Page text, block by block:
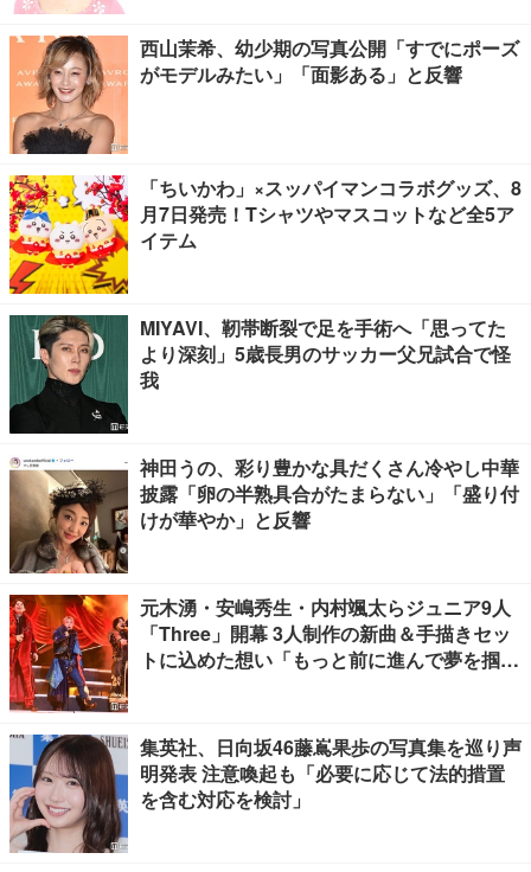
西山茉希、幼少期の写真公開「すでにポーズ
がモデルみたい」「面影ある」と反響
「ちいかわ」×スッパイマンコラボグッズ、8
月7日発売！Tシャツやマスコットなど全5ア
イテム
MIYAVI、靭帯断裂で足を手術へ「思ってた
より深刻」5歳長男のサッカー父兄試合で怪
我
神田うの、彩り豊かな具だくさん冷やし中華
披露「卵の半熟具合がたまらない」「盛り付
けが華やか」と反響
元木湧・安嶋秀生・内村颯太らジュニア9人
「Three」開幕 3人制作の新曲＆手描きセッ
トに込めた想い「もっと前に進んで夢を掴み
集英社、日向坂46藤嶌果歩の写真集を巡り声
明発表 注意喚起も「必要に応じて法的措置
を含む対応を検討」